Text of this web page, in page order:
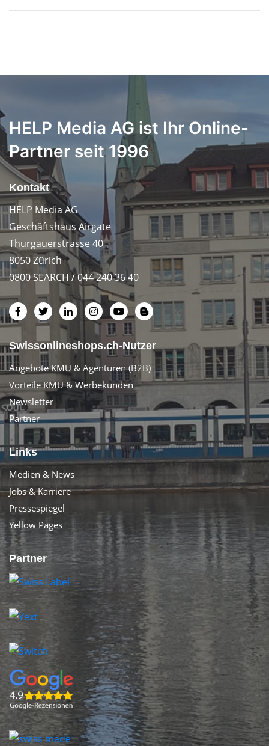
HELP Media AG ist Ihr Online-
Partner seit 1996
Kontakt
HELP Media AG
Geschäftshaus Airgate
Thurgauerstrasse 40
8050 Zürich
0800 SEARCH / 044 240 36 40
Swissonlineshops.ch-Nutzer
Angebote KMU & Agenturen (B2B)
Vorteile KMU & Werbekunden
Newsletter
Partner
Links
Medien & News
Jobs & Karriere
Pressespiegel
Yellow Pages
Partner